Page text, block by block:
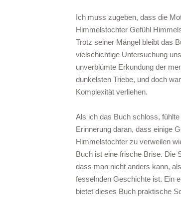
Ich muss zugeben, dass die
Himmelstochter Gefühl
Trotz seiner Mängel bleibt das
vielschichtige Untersuchung
unverblümte Erkundung der
dunkelsten Triebe, und doch
Komplexität verliehen.
Als ich das Buch schloss,
Erinnerung daran, dass einige
Himmelstochter zu verweilen
Buch ist eine frische Brise. Die
dass man nicht anders kann,
fesselnden Geschichte ist. Ein
bietet dieses Buch praktische